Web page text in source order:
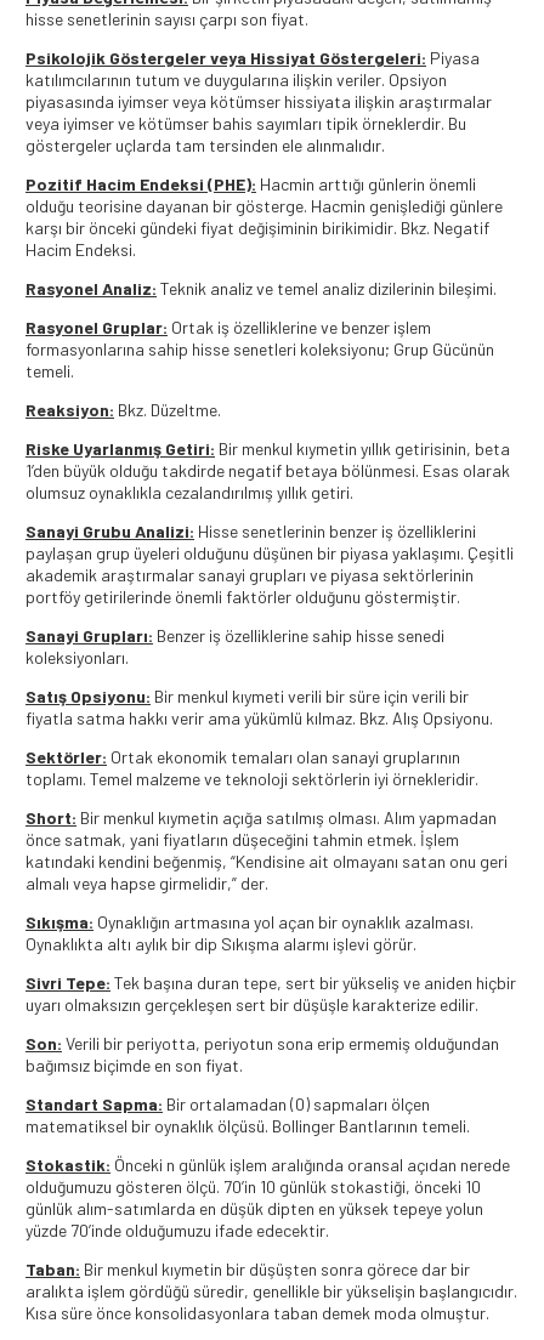
hisse senetlerinin sayısı çarpı son fiyat.
Psikolojik Göstergeler veya Hissiyat Göstergeleri: Piyasa
katılımcılarının tutum ve duygularına ilişkin veriler. Opsiyon
piyasasında iyimser veya kötümser hissiyata ilişkin araştırmalar
veya iyimser ve kötümser bahis sayımları tipik örneklerdir. Bu
göstergeler uçlarda tam tersinden ele alınmalıdır.
Pozitif Hacim Endeksi (PHE): Hacmin arttığı günlerin önemli
olduğu teorisine dayanan bir gösterge. Hacmin genişlediği günlere
karşı bir önceki gündeki fiyat değişiminin birikimidir. Bkz. Negatif
Hacim Endeksi.
Rasyonel Analiz: Teknik analiz ve temel analiz dizilerinin bileşimi.
Rasyonel Gruplar: Ortak iş özelliklerine ve benzer işlem
formasyonlarına sahip hisse senetleri koleksiyonu; Grup Gücünün
temeli.
Reaksiyon: Bkz. Düzeltme.
Riske Uyarlanmış Getiri: Bir menkul kıymetin yıllık getirisinin, beta
1’den büyük olduğu takdirde negatif betaya bölünmesi. Esas olarak
olumsuz oynaklıkla cezalandırılmış yıllık getiri.
Sanayi Grubu Analizi: Hisse senetlerinin benzer iş özelliklerini
paylaşan grup üyeleri olduğunu düşünen bir piyasa yaklaşımı. Çeşitli
akademik araştırmalar sanayi grupları ve piyasa sektörlerinin
portföy getirilerinde önemli faktörler olduğunu göstermiştir.
Sanayi Grupları: Benzer iş özelliklerine sahip hisse senedi
koleksiyonları.
Satış Opsiyonu: Bir menkul kıymeti verili bir süre için verili bir
fiyatla satma hakkı verir ama yükümlü kılmaz. Bkz. Alış Opsiyonu.
Sektörler: Ortak ekonomik temaları olan sanayi gruplarının
toplamı. Temel malzeme ve teknoloji sektörlerin iyi örnekleridir.
Short: Bir menkul kıymetin açığa satılmış olması. Alım yapmadan
önce satmak, yani fiyatların düşeceğini tahmin etmek. İşlem
katındaki kendini beğenmiş, “Kendisine ait olmayanı satan onu geri
almalı veya hapse girmelidir,” der.
Sıkışma: Oynaklığın artmasına yol açan bir oynaklık azalması.
Oynaklıkta altı aylık bir dip Sıkışma alarmı işlevi görür.
Sivri Tepe: Tek başına duran tepe, sert bir yükseliş ve aniden hiçbir
uyarı olmaksızın gerçekleşen sert bir düşüşle karakterize edilir.
Son: Verili bir periyotta, periyotun sona erip ermemiş olduğundan
bağımsız biçimde en son fiyat.
Standart Sapma: Bir ortalamadan (0) sapmaları ölçen
matematiksel bir oynaklık ölçüsü. Bollinger Bantlarının temeli.
Stokastik: Önceki n günlük işlem aralığında oransal açıdan nerede
olduğumuzu gösteren ölçü. 70’in 10 günlük stokastiği, önceki 10
günlük alım-satımlarda en düşük dipten en yüksek tepeye yolun
yüzde 70’inde olduğumuzu ifade edecektir.
Taban: Bir menkul kıymetin bir düşüşten sonra görece dar bir
aralıkta işlem gördüğü süredir, genellikle bir yükselişin başlangıcıdır.
Kısa süre önce konsolidasyonlara taban demek moda olmuştur.